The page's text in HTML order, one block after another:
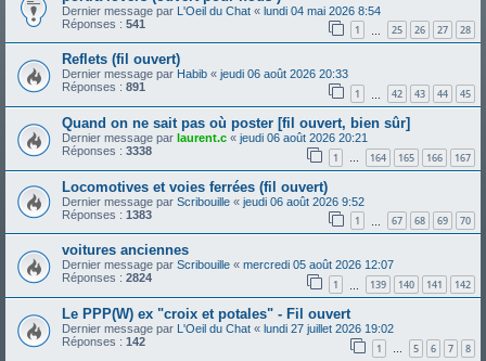
Dernier message par L'Oeil du Chat « lundi 04 mai 2026 8:54
Réponses : 541 1 25 26 27 28
Reflets (fil ouvert)
Dernier message par Habib « jeudi 06 août 2026 20:33
Réponses : 891 1 42 43 44 45
Quand on ne sait pas où poster [fil ouvert, bien sûr]
Dernier message par laurent.c « jeudi 06 août 2026 20:21
Réponses : 3338 1 … 164 165 166 167
Locomotives et voies ferrées (fil ouvert)
Dernier message par Scribouille « jeudi 06 août 2026 9:52
Réponses : 1383 1 67 68 69 70
voitures anciennes
Dernier message par Scribouille « mercredi 05 août 2026 12:07
Réponses : 2824 1 139 140 141 142
Le PPP(W) ex "croix et potales" - Fil ouvert
Dernier message par L'Oeil du Chat « lundi 27 juillet 2026 19:02
Réponses : 142 1 … 5 6 7 8